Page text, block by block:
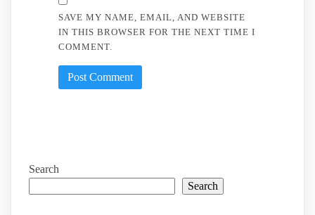
SAVE MY NAME, EMAIL, AND WEBSITE
IN THIS BROWSER FOR THE NEXT TIME I
COMMENT.
Search
Search